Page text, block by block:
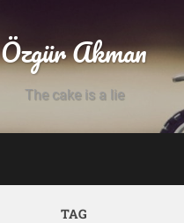
Özgür Akman
The cake is a lie
TAG